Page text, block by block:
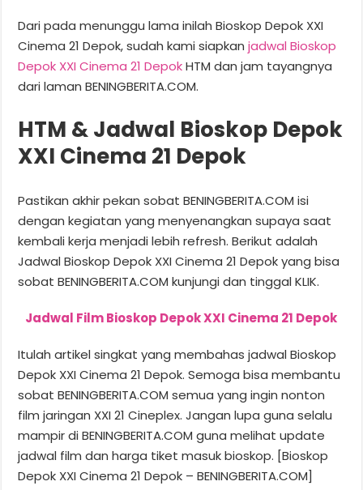
Dari pada menunggu lama inilah Bioskop Depok XXI
Cinema 21 Depok, sudah kami siapkanjadwal Bioskop
Depok XXI Cinema 21 DepokHTM dan jam tayangnya
dari laman BENINGBERITA.COM.
HTM & Jadwal Bioskop Depok
XXI Cinema 21 Depok
Pastikan akhir pekan sobat BENINGBERITA.COM isi
dengan kegiatan yang menyenangkan supaya saat
kembali kerja menjadi lebih refresh. Berikut adalah
Jadwal Bioskop Depok XXI Cinema 21 Depok yang bisa
sobat BENINGBERITA.COM kunjungi dan tinggal KLIK.
Jadwal Film Bioskop Depok XXI Cinema 21 Depok
Itulah artikel singkat yang membahas jadwal Bioskop
Depok XXI Cinema 21 Depok. Semoga bisa membantu
sobat BENINGBERITA.COM semua yang ingin nonton
film jaringan XXI 21 Cineplex. Jangan lupa guna selalu
mampir di BENINGBERITA.COM guna melihat update
jadwal film dan harga tiket masuk bioskop. [Bioskop
Depok XXI Cinema 21 Depok – BENINGBERITA.COM]